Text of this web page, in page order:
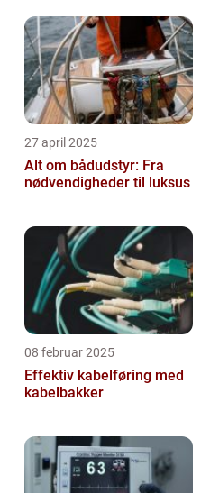
27 april 2025
Alt om bådudstyr: Fra
nødvendigheder til luksus
08 februar 2025
Effektiv kabelføring med
kabelbakker